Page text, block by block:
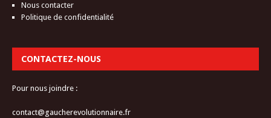
Nous contacter
Politique de confidentialité
CONTACTEZ-NOUS
Pour nous joindre :
contact@gaucherevolutionnaire.fr